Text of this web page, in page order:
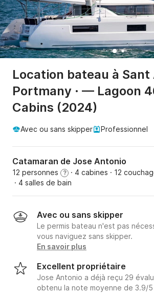
Location bateau à
Portmany · — Lagoon
Cabins (2024)
Avec ou sans skipper Professionnel
Catamaran de Jose Antonio
12 personnes ? · 4 cabines · 12
· 4 salles de bain
Avec ou sans skipper
Le permis bateau n'est pas
vous naviguez sans skipper.
En savoir plus
Excellent propriétaire
Jose Antonio a déjà reçu 29
obtenu la note moyenne de 3.9/